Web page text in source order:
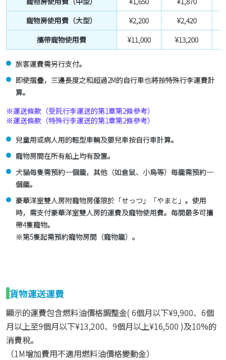
寵物房使用費（大型）
¥2,200 ¥2,420
攜帶寵物使用費
¥11,000 ¥13,200
旅客運費需另行支付。
即使摺疊，三邊長度之和超過2M的自行車也將按特殊行李運費計
算。
※運送條款（受託行李運送的第1章第2條參考）
※運送條款（特殊行李運送的第1章第2條參考）
兒童用或病人用的輕型車輛及嬰兒車按自行車計算。
寵物房間在所有船上均有設置。
犬貓每隻需預約一個籠，其他（如倉鼠、小鳥等）每籠需預約一
個籠。
豪華洋室雙人房附寵物房僅限於「せっつ」「やまと」。使用
時，需支付豪華洋室雙人房的運費及寵物使用費。每間最多可攜
帶4隻寵物。
※第5隻起需預約寵物房間（寵物籠）。
貨物運送運費
顯示的運費包含燃料油價格調整金( 6個月以下¥9,900、6個
月以上至9個月以下¥13,200、9個月以上¥16,500 )及10%的
消費稅。
（1M增加費用不適用燃料油價格變動金）